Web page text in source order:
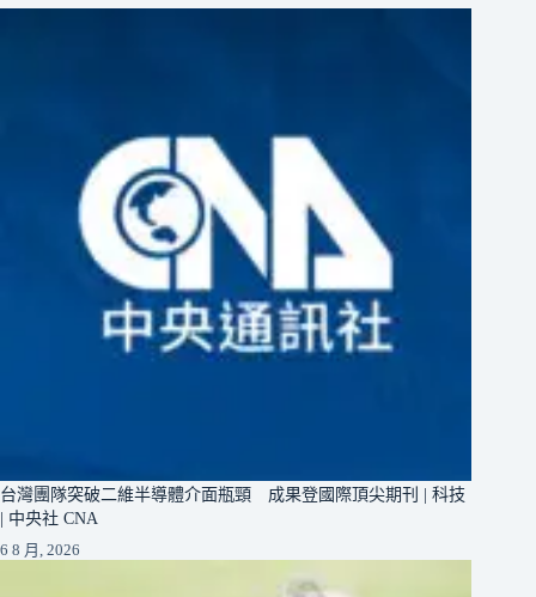
台灣團隊突破二維半導體介面瓶頸 成果登國際頂尖期刊 | 科技
| 中央社 CNA
6 8 月, 2026